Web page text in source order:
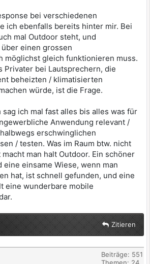
bei verschiedenen
ich ebenfalls bereits hinter mir. Bei
mal Outdoor steht, und
einen grossen
möglichst gleich funktionieren muss.
Privater bei Lautsprechern, die
beheizten / klimatisierten
würde, ist die Frage.
sag ich mal fast alles bis alles was für
Anwendung relevant /
erschwinglichen
/ testen. Was im Raum btw. nicht
man halt Outdoor. Ein schöner
einsame Wiese, wenn man
hat, ist schnell gefunden, und eine
eine wunderbare mobile
Zitieren
Beiträge: 551